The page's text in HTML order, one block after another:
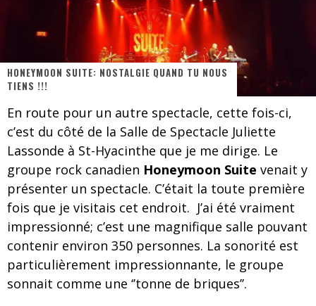
Tove Lo était de passage au MTELUS
Les danseurs étoiles parasitent ton ciel
Jeff Martin au Corona de Montréal
La compil’ Zoo de Slam Disques est de retour
Death Note Silence - Collide and Collapse
HONEYMOON SUITE: NOSTALGIE QUAND TU NOUS
TIENS !!!
En route pour un autre spectacle, cette fois-ci,
c’est du côté de la Salle de Spectacle Juliette
Lassonde à St-Hyacinthe que je me dirige. Le
groupe rock canadien Honeymoon Suite venait y
présenter un spectacle. C’était la toute première
fois que je visitais cet endroit. J’ai été vraiment
impressionné; c’est une magnifique salle pouvant
contenir environ 350 personnes. La sonorité est
particulièrement impressionnante, le groupe
sonnait comme une ‘’tonne de briques’’.